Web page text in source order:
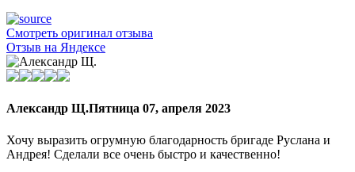
Смотреть оригинал отзыва
Отзыв на Яндексе
Александр Щ.Пятница 07, апреля 2023
Хочу выразить огрумную благодарность бригаде Руслана и
Андрея! Сделали все очень быстро и качественно!